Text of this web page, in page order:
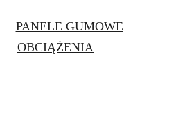
PANELE GUMOWE
OBCIĄŻENIA